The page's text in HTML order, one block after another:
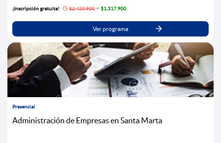
¡Inscripción gratuita! $2.420.900 - $1.317.900
Ver programa
Presencial
Administración de Empresas en Santa Marta